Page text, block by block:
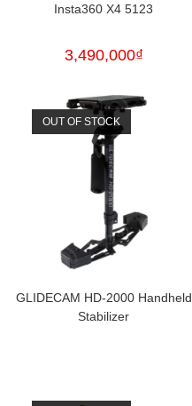
Insta360 X4 5123
3,490,000₫
OUT OF STOCK
GLIDECAM HD-2000 Handheld
Stabilizer